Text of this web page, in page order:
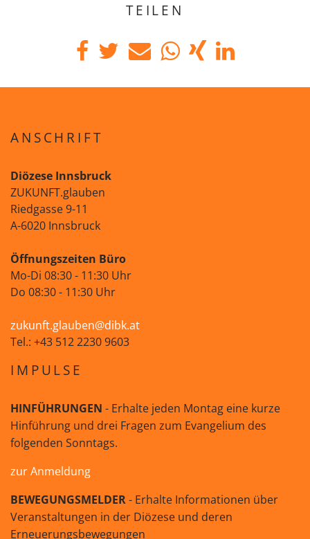
TEILEN
ANSCHRIFT
Diözese Innsbruck
ZUKUNFT.glauben
Riedgasse 9-11
A-6020 Innsbruck
Öffnungszeiten Büro
Mo-Di 08:30 - 11:30 Uhr
Do 08:30 - 11:30 Uhr
zukunft.glauben@dibk.at
Tel.: +43 512 2230 9603
IMPULSE
HINFÜHRUNGEN - Erhalte jeden Montag eine kurze
Hinführung und drei Fragen zum Evangelium des
folgenden Sonntags.
zur Anmeldung
BEWEGUNGSMELDER- Erhalte Informationen über
Veranstaltungen in der Diözese und deren
Erneuerungsbewegungen